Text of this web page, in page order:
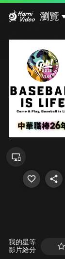
瀏覽
我的星等
影片給分